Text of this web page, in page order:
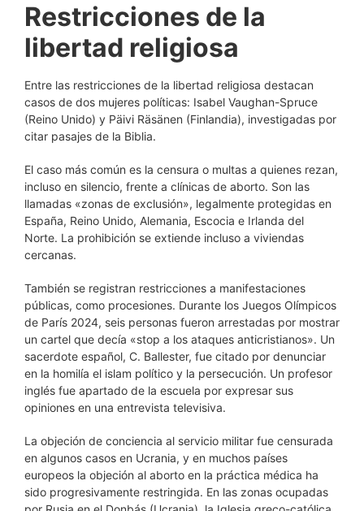
Restricciones de la
libertad religiosa
Entre las restricciones de la libertad religiosa destacan
casos de dos mujeres políticas: Isabel Vaughan-Spruce
(Reino Unido) y Päivi Räsänen (Finlandia), investigadas por
citar pasajes de la Biblia.
El caso más común es la censura o multas a quienes rezan,
incluso en silencio, frente a clínicas de aborto. Son las
llamadas «zonas de exclusión», legalmente protegidas en
España, Reino Unido, Alemania, Escocia e Irlanda del
Norte. La prohibición se extiende incluso a viviendas
cercanas.
También se registran restricciones a manifestaciones
públicas, como procesiones. Durante los Juegos Olímpicos
de París 2024, seis personas fueron arrestadas por mostrar
un cartel que decía «stop a los ataques anticristianos». Un
sacerdote español, C. Ballester, fue citado por denunciar
en la homilía el islam político y la persecución. Un profesor
inglés fue apartado de la escuela por expresar sus
opiniones en una entrevista televisiva.
La objeción de conciencia al servicio militar fue censurada
en algunos casos en Ucrania, y en muchos países
europeos la objeción al aborto en la práctica médica ha
sido progresivamente restringida. En las zonas ocupadas